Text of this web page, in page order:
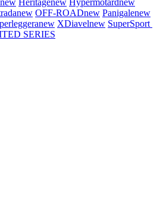
new Heritagenew Hypermotardnew
new OFF-ROADnew Panigalenew
new XDiavelnew SuperSport
SERIES